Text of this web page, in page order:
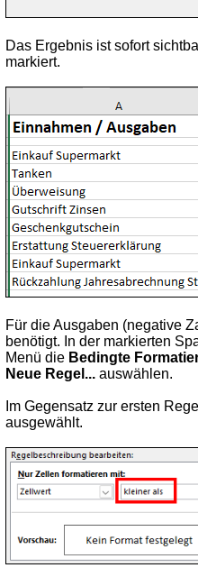
Das Ergebnis ist sofort
markiert.
Für die Ausgaben (negative
benötigt. In der markierten
Menü die Bedingte
Neue Regel... auswählen.
Im Gegensatz zur ersten
ausgewählt.